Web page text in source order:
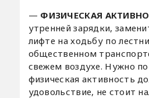
— ФИЗИЧЕСКАЯ
утренней зарядки,
лифте на ходьбу по
общественном
свежем воздухе. Нужно
физическая активность
удовольствие, не стоит